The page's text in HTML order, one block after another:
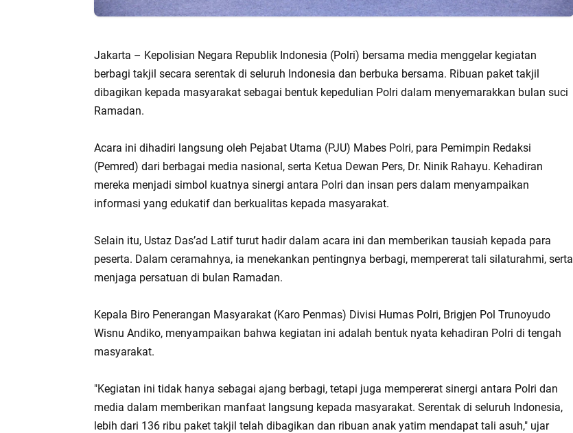
Jakarta – Kepolisian Negara Republik Indonesia (Polri) bersama media menggelar kegiatan
berbagi takjil secara serentak di seluruh Indonesia dan berbuka bersama. Ribuan paket takjil
dibagikan kepada masyarakat sebagai bentuk kepedulian Polri dalam menyemarakkan bulan suci
Ramadan.
Acara ini dihadiri langsung oleh Pejabat Utama (PJU) Mabes Polri, para Pemimpin Redaksi
(Pemred) dari berbagai media nasional, serta Ketua Dewan Pers, Dr. Ninik Rahayu. Kehadiran
mereka menjadi simbol kuatnya sinergi antara Polri dan insan pers dalam menyampaikan
informasi yang edukatif dan berkualitas kepada masyarakat.
Selain itu, Ustaz Das’ad Latif turut hadir dalam acara ini dan memberikan tausiah kepada para
peserta. Dalam ceramahnya, ia menekankan pentingnya berbagi, mempererat tali silaturahmi, serta
menjaga persatuan di bulan Ramadan.
Kepala Biro Penerangan Masyarakat (Karo Penmas) Divisi Humas Polri, Brigjen Pol Trunoyudo
Wisnu Andiko, menyampaikan bahwa kegiatan ini adalah bentuk nyata kehadiran Polri di tengah
masyarakat.
"Kegiatan ini tidak hanya sebagai ajang berbagi, tetapi juga mempererat sinergi antara Polri dan
media dalam memberikan manfaat langsung kepada masyarakat. Serentak di seluruh Indonesia,
lebih dari 136 ribu paket takjil telah dibagikan dan ribuan anak yatim mendapat tali asuh," ujar